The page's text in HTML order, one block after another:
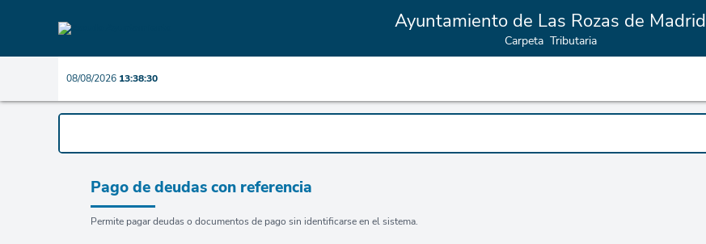
Ayuntamiento de Las Rozas de Madrid
Carpeta Tributaria
08/08/2026 13:38:30
Pago de deudas con referencia
Permite pagar deudas o documentos de pago sin identificarse en el sistema.